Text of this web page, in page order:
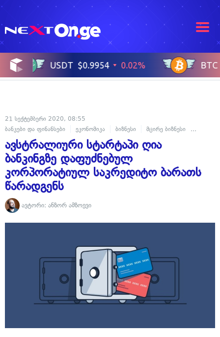
21 სექტემბერი 2020, 08:55
ბანკები და ფინანსები
ეკონომიკა ბიზნესი მცირე ბიზნესი
ავსტრალიური სტარტაპი ღია
ბანკინგზე დაფუძნებულ
კორპორატიულ საკრედიტო ბარათს
წარადგენს
ავტორი: ანზორ ამზოევი